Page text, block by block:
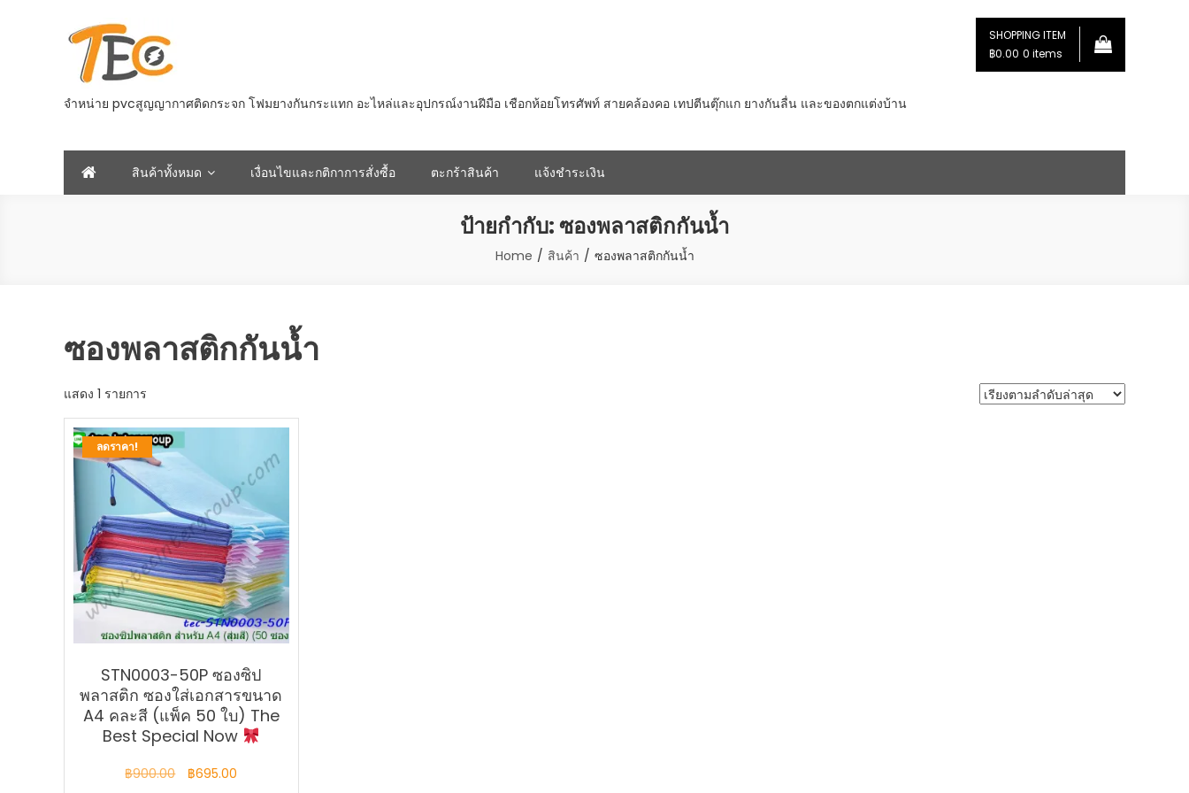
จำหน่าย pvcสูญญากาศติดกระจก โฟมยางกันกระแทก อะไหล่และอุปกรณ์งานฝีมือ เชือกห้อยโทรศัพท์ สายคล้องคอ เทปตีนตุ๊กแก ยางกันลื่น และของตกแต่งบ้าน
SHOPPING ITEM
฿0.00 0 items
สินค้าทั้งหมด เงื่อนไขและกติกาการสั่งซื้อ ตะกร้าสินค้า แจ้งชำระเงิน
ป้ายกำกับ:ซองพลาสติกกันน้ำ
Home สินค้า ซองพลาสติกกันน้ำ
ซองพลาสติกกันน้ำ
แสดง 1 รายการ
ลดราคา!
STN0003-50P ซองซิป
พลาสติก ซองใส่เอกสารขนาด
A4 คละสี (แพ็ค 50 ใบ) The
Best Special Now
฿900.00
Original
฿695.00